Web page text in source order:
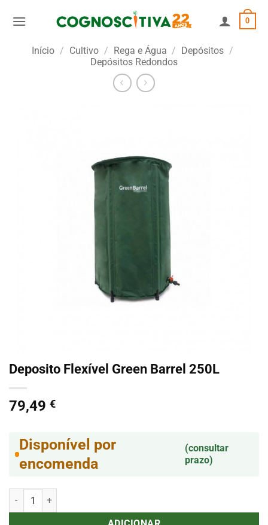
0
Início / Cultivo / Rega e Água / Depósitos /
Depósitos Redondos
Deposito Flexível Green Barrel 250L
79,49 €
Disponível por
encomenda
(consultar
prazo)
Quantidade de Deposito Flexível Green Barrel 250L